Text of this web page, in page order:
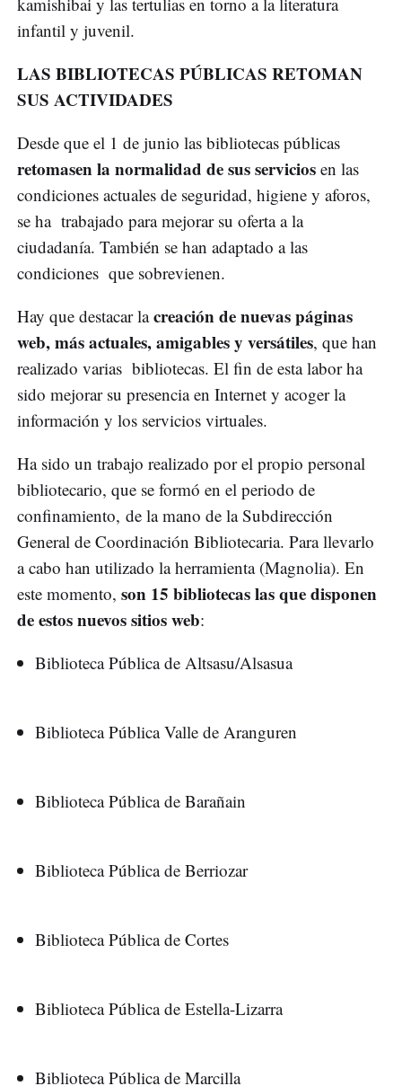
infantil y juvenil.
LAS BIBLIOTECAS PÚBLICAS RETOMAN
SUS ACTIVIDADES
Desde que el 1 de junio las bibliotecas públicas
retomasen la normalidad de sus servicios en las
condiciones actuales de seguridad, higiene y aforos,
se ha trabajado para mejorar su oferta a la
ciudadanía. También se han adaptado a las
condiciones que sobrevienen.
Hay que destacar lacreación de nuevas páginas
web, más actuales, amigables y versátiles, que han
realizado varias bibliotecas. El fin de esta labor ha
sido mejorar su presencia en Internet y acoger la
información y los servicios virtuales.
Ha sido un trabajo realizado por el propio personal
bibliotecario, que se formó en el periodo de
confinamiento, de la mano de la Subdirección
General de Coordinación Bibliotecaria. Para llevarlo
a cabo han utilizado la herramienta (Magnolia). En
este momento, son 15 bibliotecas las que disponen
de estos nuevos sitios web:
Biblioteca Pública de Altsasu/Alsasua
Biblioteca Pública Valle de Aranguren
Biblioteca Pública de Barañain
Biblioteca Pública de Berriozar
Biblioteca Pública de Cortes
Biblioteca Pública de Estella-Lizarra
Biblioteca Pública de Marcilla